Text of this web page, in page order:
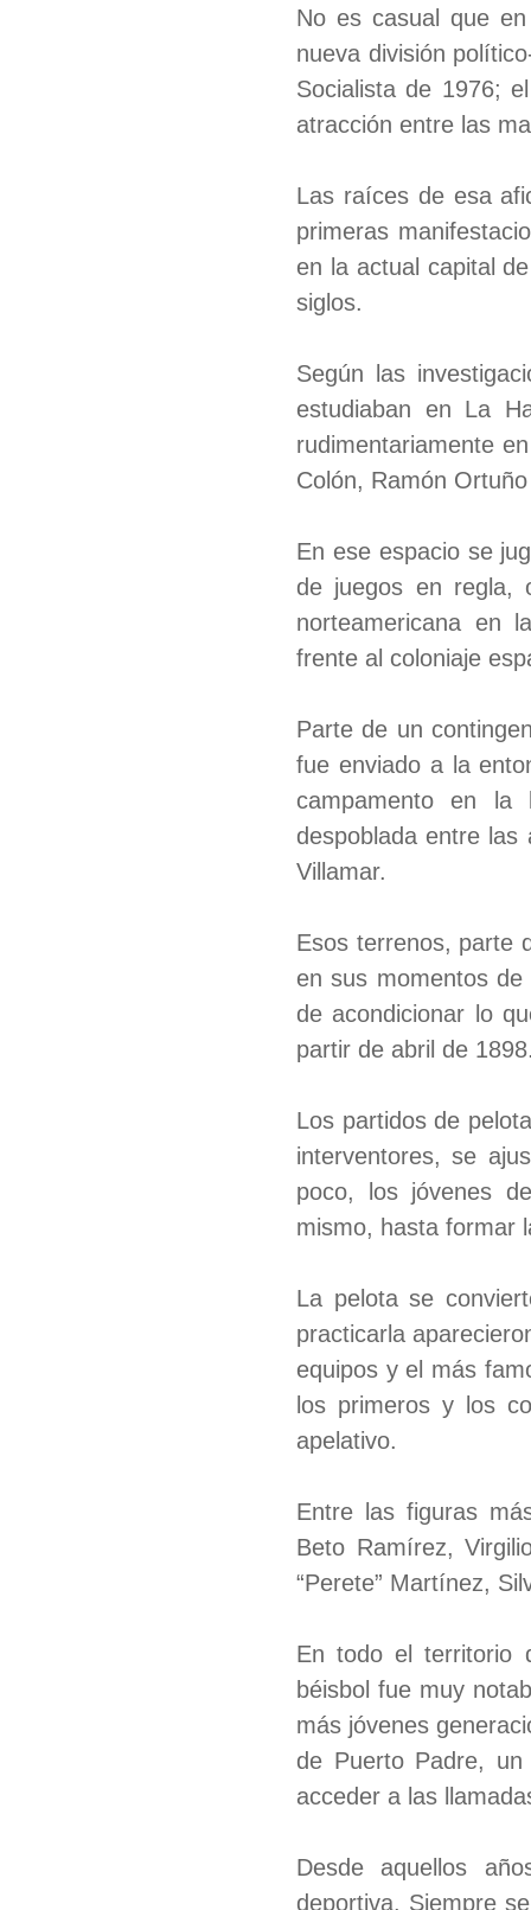
No es casual que
nueva división
Socialista de 1976;
atracción entre las
Las raíces de esa
primeras
en la actual capital
siglos.
Según las
estudiaban en La
rudimentariamente
Colón, Ramón
En ese espacio se
de juegos en regla,
norteamericana en
frente al coloniaje
Parte de un
fue enviado a la
campamento en la
despoblada entre las
Villamar.
Esos terrenos, parte
en sus momentos
de acondicionar lo
partir de abril de
Los partidos de
interventores, se
poco, los jóvenes
mismo, hasta formar
La pelota se
practicarla
equipos y el más
los primeros y los
apelativo.
Entre las figuras
Beto Ramírez,
“Perete” Martínez,
En todo el territorio
béisbol fue muy
más jóvenes
de Puerto Padre,
acceder a las
Desde aquellos
deportiva. Siempre